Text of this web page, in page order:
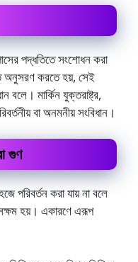
পদ্ধতিতে সংশোধন করা
অনুসরণ করতে হয়, সেই
বলে। মার্কিন যুক্তরাষ্ট্র,
বা অনমনীয় সংবিধান।
গুণ
পরিবর্তন করা যায় না বলে
হয়। একারণে এরূপ